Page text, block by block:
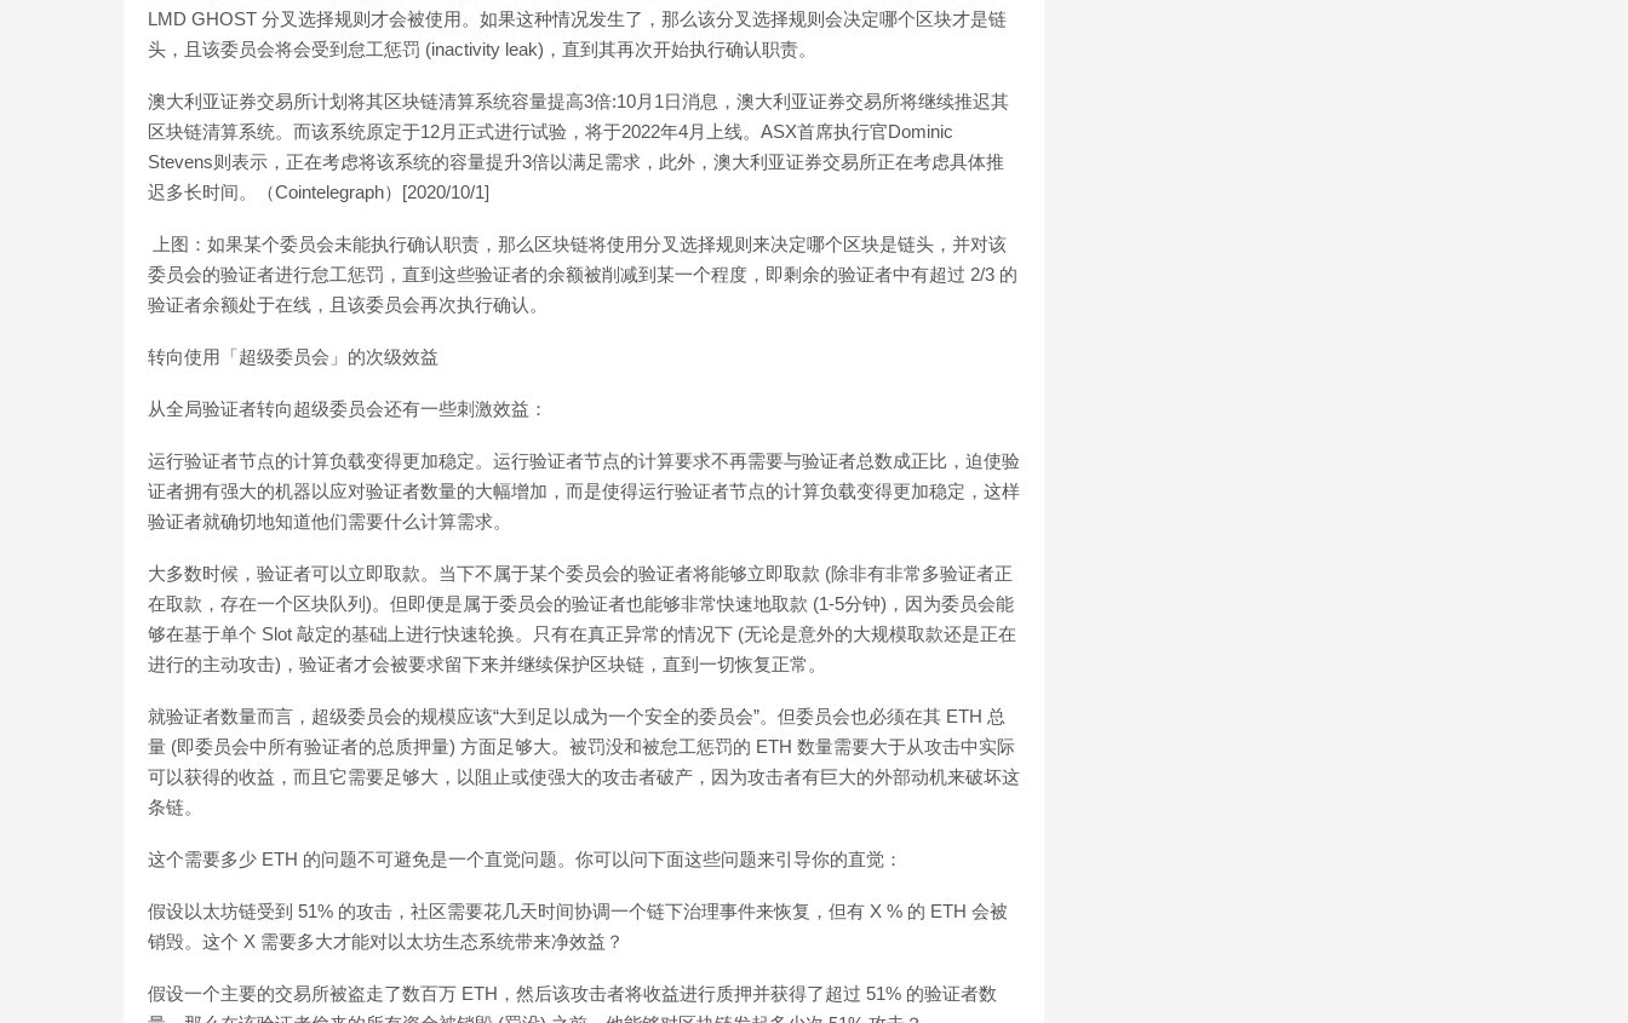
LMD GHOST 分叉选择规则才会被使用。如果这种情况发生了，那么该分叉选择规则会决定哪个区块才是链
头，且该委员会将会受到怠工惩罚 (inactivity leak)，直到其再次开始执行确认职责。
澳大利亚证券交易所计划将其区块链清算系统容量提高3倍:10月1日消息，澳大利亚证券交易所将继续推迟其
区块链清算系统。而该系统原定于12月正式进行试验，将于2022年4月上线。ASX首席执行官Dominic
Stevens则表示，正在考虑将该系统的容量提升3倍以满足需求，此外，澳大利亚证券交易所正在考虑具体推
迟多长时间。（Cointelegraph）[2020/10/1]
上图：如果某个委员会未能执行确认职责，那么区块链将使用分叉选择规则来决定哪个区块是链头，并对该
委员会的验证者进行怠工惩罚，直到这些验证者的余额被削减到某一个程度，即剩余的验证者中有超过 2/3 的
验证者余额处于在线，且该委员会再次执行确认。
转向使用「超级委员会」的次级效益
从全局验证者转向超级委员会还有一些刺激效益：
运行验证者节点的计算负载变得更加稳定。运行验证者节点的计算要求不再需要与验证者总数成正比，迫使验
证者拥有强大的机器以应对验证者数量的大幅增加，而是使得运行验证者节点的计算负载变得更加稳定，这样
验证者就确切地知道他们需要什么计算需求。
大多数时候，验证者可以立即取款。当下不属于某个委员会的验证者将能够立即取款 (除非有非常多验证者正
在取款，存在一个区块队列)。但即便是属于委员会的验证者也能够非常快速地取款 (1-5分钟)，因为委员会能
够在基于单个 Slot 敲定的基础上进行快速轮换。只有在真正异常的情况下 (无论是意外的大规模取款还是正在
进行的主动攻击)，验证者才会被要求留下来并继续保护区块链，直到一切恢复正常。
就验证者数量而言，超级委员会的规模应该“大到足以成为一个安全的委员会”。但委员会也必须在其 ETH 总
量 (即委员会中所有验证者的总质押量) 方面足够大。被罚没和被怠工惩罚的 ETH 数量需要大于从攻击中实际
可以获得的收益，而且它需要足够大，以阻止或使强大的攻击者破产，因为攻击者有巨大的外部动机来破坏这
条链。
这个需要多少 ETH 的问题不可避免是一个直觉问题。你可以问下面这些问题来引导你的直觉：
假设以太坊链受到 51% 的攻击，社区需要花几天时间协调一个链下治理事件来恢复，但有 X % 的 ETH 会被
销毁。这个 X 需要多大才能对以太坊生态系统带来净效益？
假设一个主要的交易所被盗走了数百万 ETH，然后该攻击者将收益进行质押并获得了超过 51% 的验证者数